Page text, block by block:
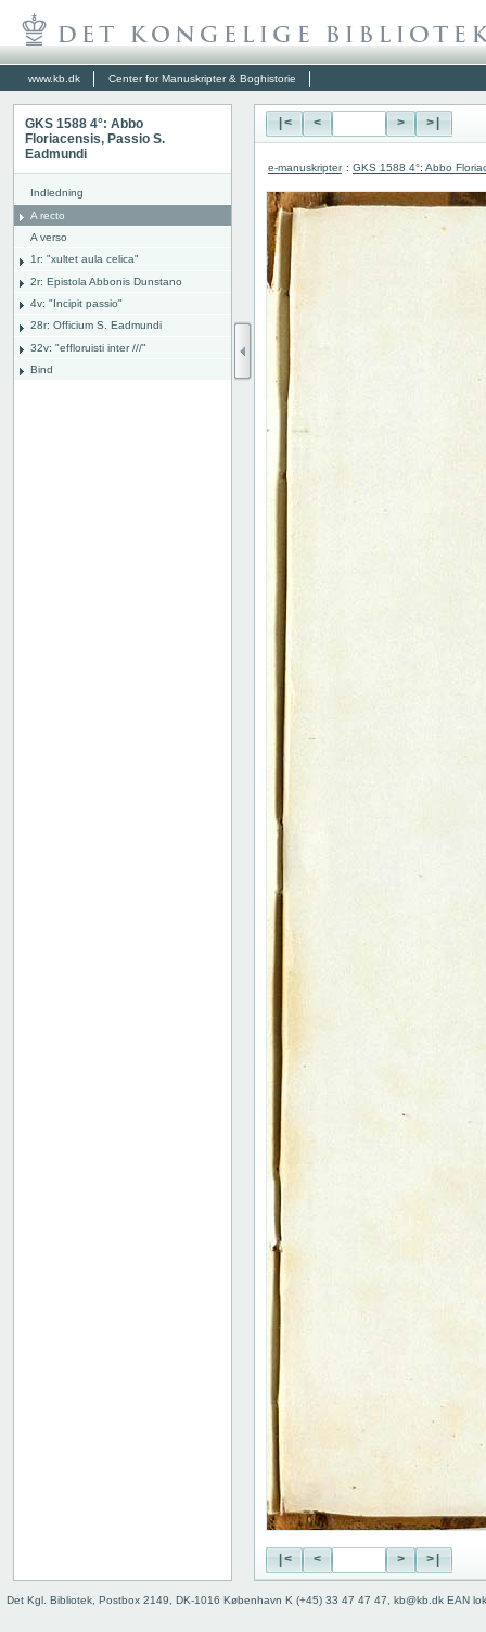
www.kb.dk Center for Manuskripter & Boghistorie
GKS 1588 4°: Abbo
Floriacensis, Passio S.
Eadmundi
Indledning
A recto
A verso
1r: "xultet aula celica"
2r: Epistola Abbonis Dunstano
4v: "Incipit passio"
28r: Officium S. Eadmundi
32v: "effloruisti inter ///"
Bind
|< < > >|
e-manuskripter : GKS 1588 4°: Abbo
|< < > >|
Det Kgl. Bibliotek, Postbox 2149, DK-1016 København K (+45) 33 47 47 47, kb@kb.dk EAN